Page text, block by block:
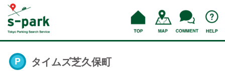
タイムズ芝久保町